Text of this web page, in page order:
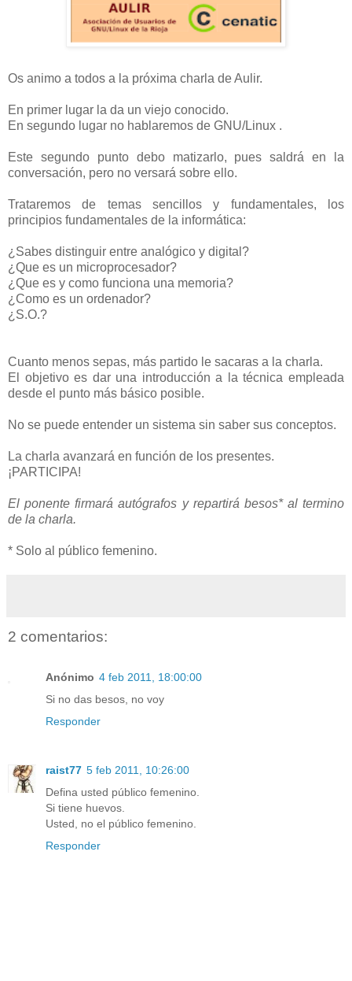
Os animo a todos a la próxima charla de Aulir.
En primer lugar la da un viejo conocido.
En segundo lugar no hablaremos de GNU/Linux .
Este segundo punto debo matizarlo, pues saldrá en la
conversación, pero no versará sobre ello.
Trataremos de temas sencillos y fundamentales, los
principios fundamentales de la informática:
¿Sabes distinguir entre analógico y digital?
¿Que es un microprocesador?
¿Que es y como funciona una memoria?
¿Como es un ordenador?
¿S.O.?
Cuanto menos sepas, más partido le sacaras a la charla.
El objetivo es dar una introducción a la técnica empleada
desde el punto más básico posible.
No se puede entender un sistema sin saber sus conceptos.
La charla avanzará en función de los presentes.
¡PARTICIPA!
El ponente firmará autógrafos y repartirá besos* al termino
de la charla.
* Solo al público femenino.
2 comentarios:
Anónimo 4 feb 2011, 18:00:00
Si no das besos, no voy
Responder
raist77 5 feb 2011, 10:26:00
Defina usted público femenino.
Si tiene huevos.
Usted, no el público femenino.
Responder